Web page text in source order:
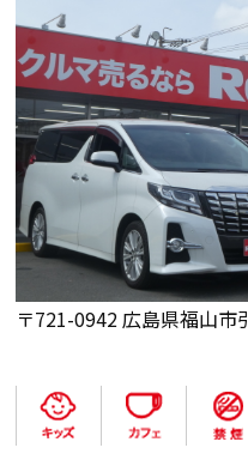
〒721-0942 広島県福山市